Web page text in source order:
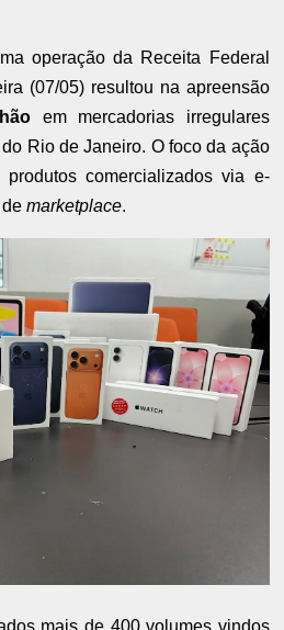
operação da Receita Federal
(07/05) resultou na apreensão
em mercadorias irregulares
Rio de Janeiro. O foco da ação
comercializados via e-
demarketplace.
mais de 400 volumes vindos